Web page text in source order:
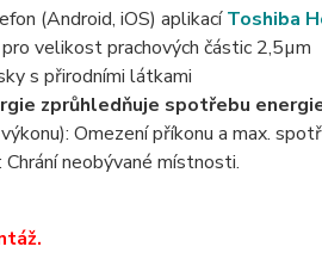
(Android, iOS) aplikacíToshiba
velikost prachových částic 2,5µm
s přirodními látkami
zprůhledňuje spotřebu
Omezení příkonu a max.
neobývané místnosti.